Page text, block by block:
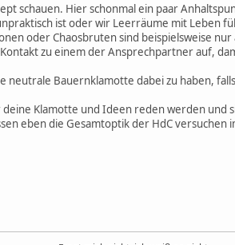
schauen. Hier schonmal ein paar
ist oder wir Leerräume mit Leben
oder Chaosbruten sind beispielsweise
zu einem der Ansprechpartner auf,
Bauernklamotte dabei zu haben,
Klamotte und Ideen reden werden und
eben die Gesamtoptik der HdC versuchen